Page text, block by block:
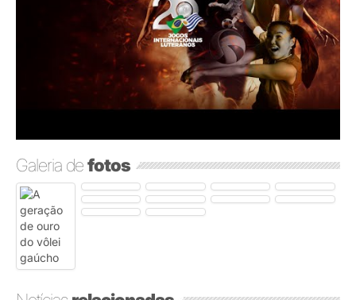
Galeria defotos